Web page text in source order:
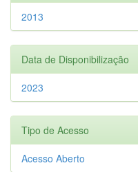
2013
Data de Disponibilização
2023
Tipo de Acesso
Acesso Aberto